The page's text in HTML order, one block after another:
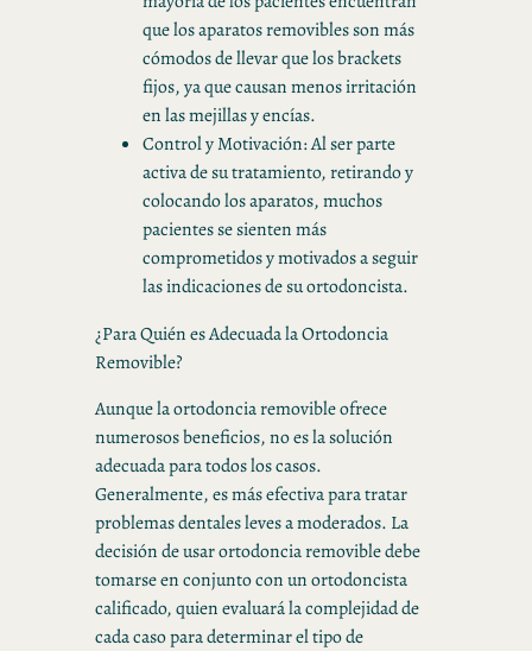
que los aparatos removibles son más
cómodos de llevar que los brackets
fijos, ya que causan menos irritación
en las mejillas y encías.
Control y Motivación: Al ser parte
activa de su tratamiento, retirando y
colocando los aparatos, muchos
pacientes se sienten más
comprometidos y motivados a seguir
las indicaciones de su ortodoncista.
¿Para Quién es Adecuada la Ortodoncia
Removible?
Aunque la ortodoncia removible ofrece
numerosos beneficios, no es la solución
adecuada para todos los casos.
Generalmente, es más efectiva para tratar
problemas dentales leves a moderados. La
decisión de usar ortodoncia removible debe
tomarse en conjunto con un ortodoncista
calificado, quien evaluará la complejidad de
cada caso para determinar el tipo de